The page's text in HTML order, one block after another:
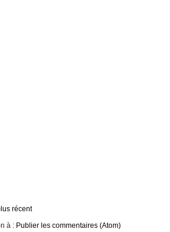
récent
à : Publier les commentaires (Atom)